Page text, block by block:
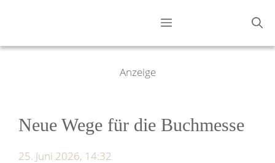
Menü
Anzeige
Neue Wege für die Buchmesse
25. Juni 2026, 14:32